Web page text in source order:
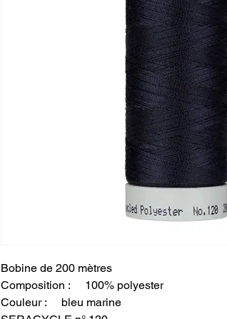
Bobine de 200 mètres
Composition : 100% polyester
Couleur : bleu marine